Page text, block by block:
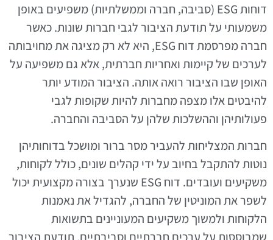
דוחות ESG (סביבה, חברה וממשלתיות) משפיעים באופן
משמעותי על תודעת הציבור לגבי חברות שונות. כאשר
חברה מפרסמת דוח ESG, היא לא רק מציגה את מחויבותה
לערכים של קיימות ואחריות חברתית, אלא גם משפיעה על
האופן שבו הציבור רואה אותה. הציבור המודע יותר
להיבטים אלו מצפה מחברות להיות שקופות לגבי
פעולותיהן וההשלכות שלהן על הסביבה והחברה.
חברות המצליחות להעביר מסר ברור ומושכל בדוחותיהן
נוטות להתקבל בחיוב על ידי קהלים שונים, כולל לקוחות,
משקיעים ועובדים. דוח ESG שנערך בצורה מקצועית יכול
לשפר את המוניטין של החברה, להגדיל את נאמנות
הלקוחות ולמשוך משקיעים המעוניינים בתשואות